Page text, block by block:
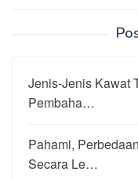
Jenis-Jenis Kawat
Pembaha…
Pahami,
Secara Le…